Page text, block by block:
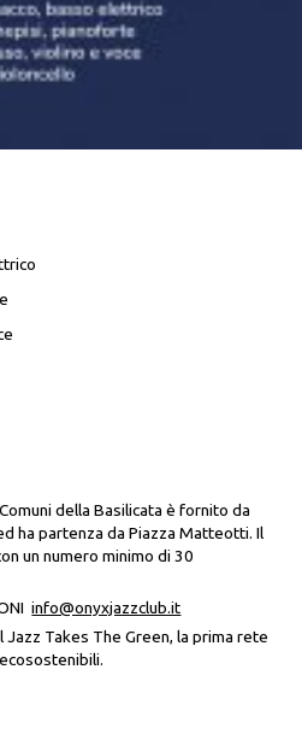
della Basilicata è fornito da
ha partenza da Piazza Matteotti. Il
un numero minimo di 30
info@onyxjazzclub.it
Jazz Takes The Green, laprima rete